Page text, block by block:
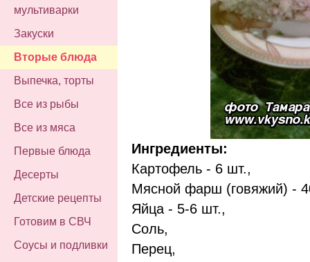
мультиварки
Закуски
Вторые блюда
Выпечка, торты
Все из рыбы
Все из мяса
Первые блюда
Десерты
Детские рецепты
Готовим в СВЧ
Соусы и подливки
Ингредиенты:
Картофель - 6 шт.,
Мясной фарш (говяжий) -
Яйца - 5-6 шт.,
Соль,
Перец,